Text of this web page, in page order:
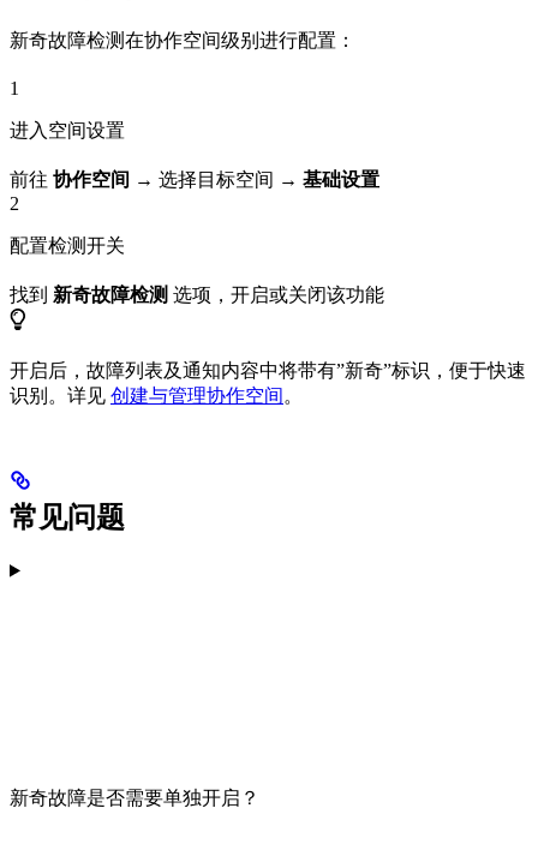
新奇故障检测在协作空间级别进行配置：
1
进入空间设置
前往 协作空间 → 选择目标空间 → 基础设置
2
配置检测开关
找到 新奇故障检测 选项，开启或关闭该功能
开启后，故障列表及通知内容中将带有”新奇”标识，便于快速
识别。详见 创建与管理协作空间 。
常见问题
新奇故障是否需要单独开启？